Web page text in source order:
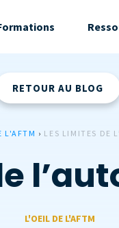
RETOUR AU BLOG
L'AFTM › LES LIMITES DE
L'OEIL DE L'AFTM